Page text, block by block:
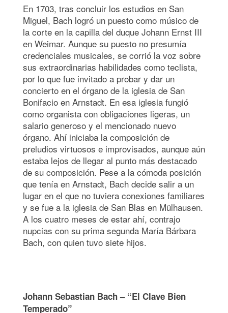
En 1703, tras concluir los estudios en San
Miguel, Bach logró un puesto como músico de
la corte en la capilla del duque Johann Ernst III
en Weimar. Aunque su puesto no presumía
credenciales musicales, se corrió la voz sobre
sus extraordinarias habilidades como teclista,
por lo que fue invitado a probar y dar un
concierto en el órgano de la iglesia de San
Bonifacio en Arnstadt. En esa iglesia fungió
como organista con obligaciones ligeras, un
salario generoso y el mencionado nuevo
órgano. Ahí iniciaba la composición de
preludios virtuosos e improvisados, aunque aún
estaba lejos de llegar al punto más destacado
de su composición. Pese a la cómoda posición
que tenía en Arnstadt, Bach decide salir a un
lugar en el que no tuviera conexiones familiares
y se fue a la iglesia de San Blas en Mülhausen.
A los cuatro meses de estar ahí, contrajo
nupcias con su prima segunda María Bárbara
Bach, con quien tuvo siete hijos.
Johann Sebastian Bach – “El Clave Bien
Temperado”